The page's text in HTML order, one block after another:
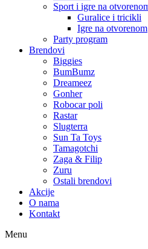
Sport i igre na
Guralice i tricikli
Igre na otvorenom
Party program
Brendovi
Biggies
BumBumz
Dreameez
Gonher
Robocar poli
Rastar
Slugterra
Sun Ta Toys
Tamagotchi
Zaga & Filip
Zuru
Ostali brendovi
Akcije
O nama
Kontakt
Menu